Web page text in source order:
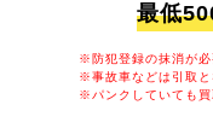
最低
※防犯登録の抹消が必
※事故車などは引取と
※パンクしていても買